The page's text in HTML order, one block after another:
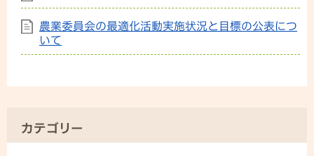
農業委員会の最適化活動実施状況と目標の公表につ
いて
カテゴリー